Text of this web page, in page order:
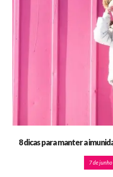
8 dicas para manter a
7 de